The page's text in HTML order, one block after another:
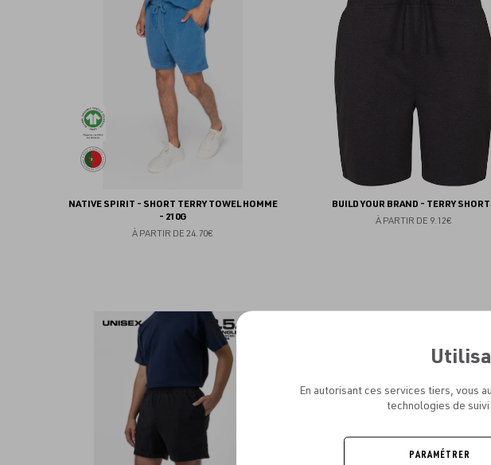
NATIVE SPIRIT - SHORT TERRY TOWEL HOMME
- 210G
À PARTIR DE 24.70€
favoris
BUILD YOUR BRAND - TERRY
À PARTIR DE 9.12€
En autorisant ces services tiers, vous
technologies de
PARAMÉTRER